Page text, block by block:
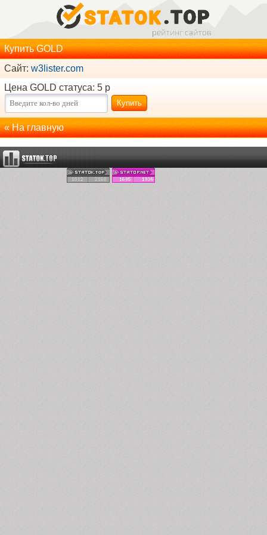
Купить GOLD
Сайт: w3lister.com
Цена GOLD статуса: 5 р
« На главную